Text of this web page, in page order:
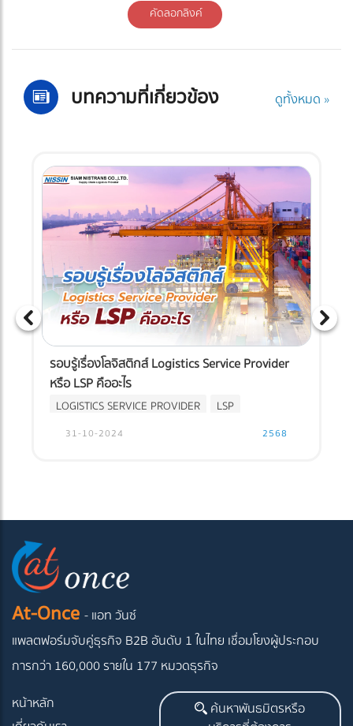
คัดลอกลิงค์
บทความที่เกี่ยวข้อง ดูทั้งหมด »
รอบรู้เรื่องโลจิสติกส์ Logistics Service Provider
หรือ LSP คืออะไร
LOGISTICS SERVICE PROVIDER LSP
31-10-2024 2568
At-Once - แอท วันซ์
แพลตฟอร์มจับคู่ธุรกิจ B2B อันดับ 1 ในไทย เชื่อมโยงผู้ประกอบ
การกว่า 160,000 รายใน 177 หมวดธุรกิจ
หน้าหลัก
ค้นหาพันธมิตรหรือ